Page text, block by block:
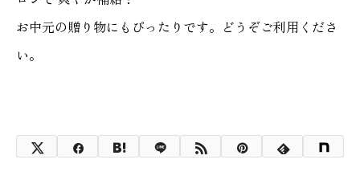
お中元の贈り物にもぴったりです。どうぞご利用くださ
い。